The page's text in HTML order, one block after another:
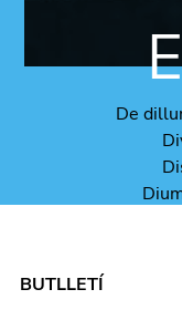
De
BUTLLETÍ